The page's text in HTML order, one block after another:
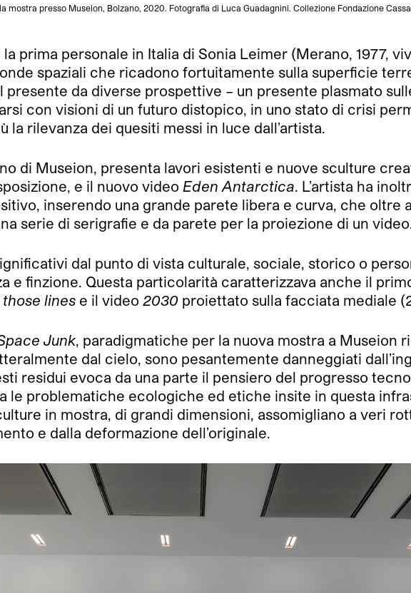
mostra presso Museion, Bolzano, 2020. Fotografia di Luca Guadagnini. Collezione Fondazione
la prima personale in Italia di Sonia Leimer (Merano, 1977,
spaziali che ricadono fortuitamente sulla superficie
presente da diverse prospettive – un presente plasmato
con visioni di un futuro distopico, in uno stato di crisi
la rilevanza dei quesiti messi in luce dall’artista.
di Museion, presenta lavori esistenti e nuove sculture
e il nuovo video Eden Antarctica. L’artista ha
inserendo una grande parete libera e curva, che oltre
serie di serigrafie e da parete per la proiezione di un
dal punto di vista culturale, sociale, storico o
e finzione. Questa particolarità caratterizzava anche il
lines e il video 2030 proiettato sulla facciata mediale
Junk, paradigmatiche per la nuova mostra a Museion
dal cielo, sono pesantemente danneggiati
residui evoca da una parte il pensiero del progresso
le problematiche ecologiche ed etiche insite in questa
in mostra, di grandi dimensioni, assomigliano a veri
e dalla deformazione dell’originale.